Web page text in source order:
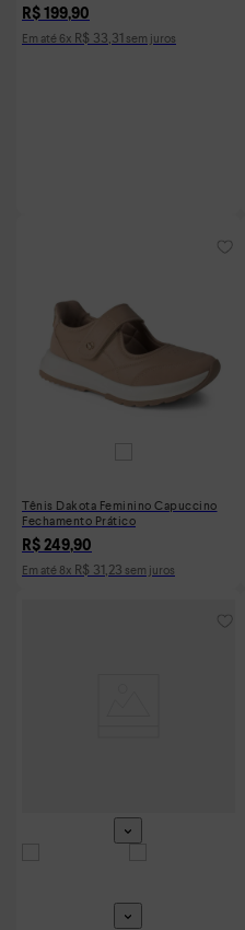
R$ 199,90
Em até 6x R$ 33,31 sem juros
Tênis Dakota Feminino Capuccino
Fechamento Prático
R$ 249,90
Em até 8x R$ 31,23 sem juros